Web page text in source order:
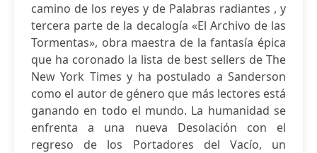
camino de los reyes y de Palabras radiantes , y
tercera parte de la decalogía «El Archivo de las
Tormentas», obra maestra de la fantasía épica
que ha coronado la lista de best sellers de The
New York Times y ha postulado a Sanderson
como el autor de género que más lectores está
ganando en todo el mundo. La humanidad se
enfrenta a una nueva Desolación con el
regreso de los Portadores del Vacío, un